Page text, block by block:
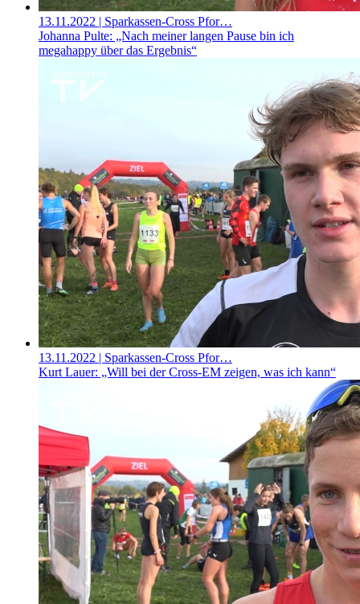
13.11.2022 | Sparkassen-Cross Pfor…
Johanna Pulte: „Nach meiner langen Pause bin ich
megahappy über das Ergebnis“
13.11.2022 | Sparkassen-Cross Pfor…
Kurt Lauer: „Will bei der Cross-EM zeigen, was ich kann“